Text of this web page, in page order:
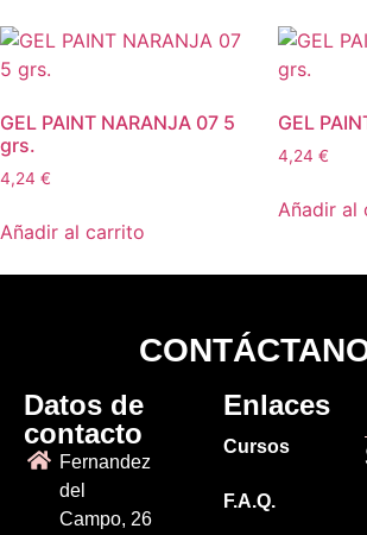
GEL PAINT NARANJA 07 5
grs.
4,24 €
Añadir al carrito
GEL
4,24 €
Añadir al
Datos de
contacto
Fernandez
del
Campo, 26
Enlaces
Cursos
F.A.Q.